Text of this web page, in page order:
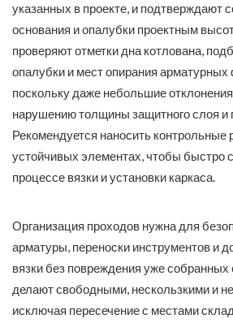
указанных в проекте, и подтверждают
основания и опалубки проектным
проверяют отметки дна котлована,
опалубки и мест опирания арматурных
поскольку даже небольшие
нарушению толщины защитного слоя и
Рекомендуется наносить контрольные
устойчивых элементах, чтобы быстро
процессе вязки и установки каркаса.
Организация проходов нужна для
арматуры, переноски инструментов и
вязки без повреждения уже
делают свободными, нескользкими и
исключая пересечение с местами